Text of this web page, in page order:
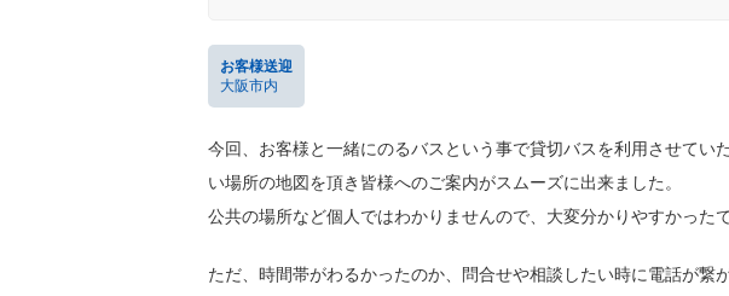
お客様送迎
大阪市内
今回、お客様と一緒にのるバスという事で貸切バスを利用させてい
い場所の地図を頂き皆様へのご案内がスムーズに出来ました。
公共の場所など個人ではわかりませんので、大変分かりやすかったで
ただ、時間帯がわるかったのか、問合せや相談したい時に電話が繋